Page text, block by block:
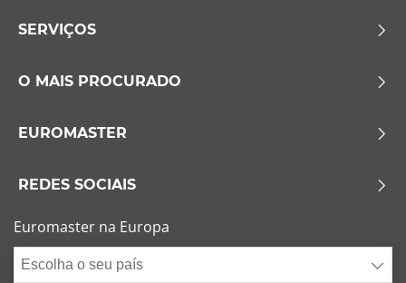
SERVIÇOS
O MAIS PROCURADO
EUROMASTER
REDES SOCIAIS
Euromaster na Europa
Escolha o seu país